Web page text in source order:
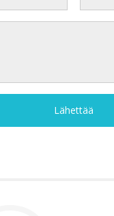
Lähettää